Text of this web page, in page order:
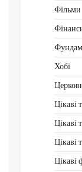
Фільми
Хобі
Цікаві
Цікаві
Цікаві
Цікаві